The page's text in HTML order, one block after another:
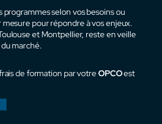
programmes selon vos besoins ou
pour répondre à vos enjeux.
et Montpellier, reste en veille
marché.
de formation par votreOPCOest